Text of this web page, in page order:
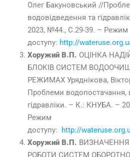
Олег Бакуновський //
водовідведення та
2023, №44., С.29-39. – Режим
доступу: http://
Хоружий В.П. ОЦІНКА
БЛОКІВ СИСТЕМ
РЕЖИМАХ Уряднікова,
Проблеми водопостачання,
гідравліки. – К.: КНУБА. –
Режим
доступу:
http://
Хоружий В.П. ВИЗНАЧЕННЯ
РОБОТИ СИСТЕМ